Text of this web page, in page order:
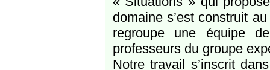
domaine s’est construit
regroupe une équipe
professeurs du groupe
Notre travail s’inscrit